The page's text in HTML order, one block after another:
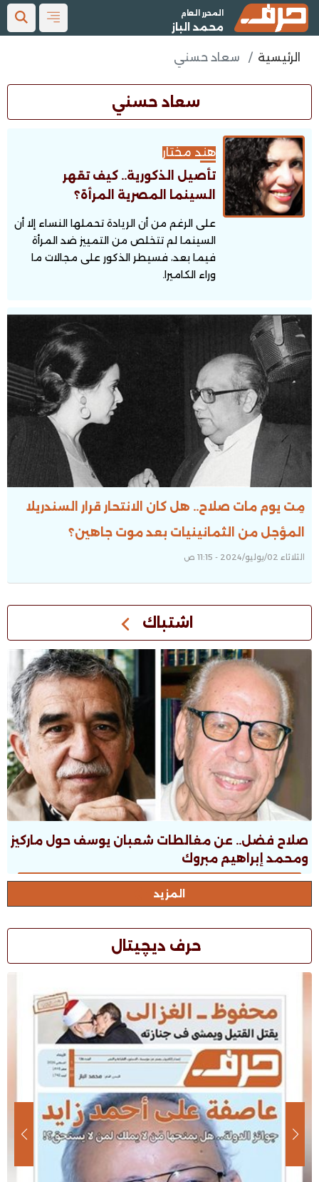
المحرر العام
محمد الباز
الرئيسية سعاد حسني
سعاد حسني
هند مختار
تأصيل الذكورية.. كيف تقهر
السينما المصرية المرأة؟
على الرغم من أن الريادة تحملها النساء إلا أن
السينما لم تتخلص من التمييز ضد المرأة
فيما بعد، فسيطر الذكور على مجالات ما
وراء الكاميرا.
مِت يوم مات صلاح.. هل كان الانتحار قرار السندريلا
المؤجل من الثمانينيات بعد موت جاهين؟
الثلاثاء 02/يوليو/2024 - 11:15 ص
اشتباك
صلاح فضل.. عن مغالطات شعبان يوسف حول ماركيز
ومحمد إبراهيم مبروك
المزيد
حرف ديچيتال